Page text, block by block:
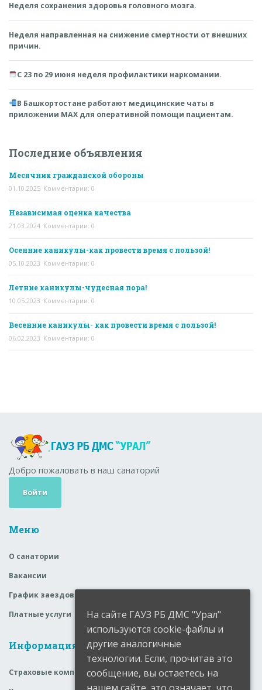
Неделя сохранения здоровья головного мозга.
Неделя направленная на снижение смертности от внешних
причин.
С 23 по 29 июня неделя профилактики наркомании.
В Башкортостане работают медицинские чаты в
приложении MAX для оперативной помощи пациентам.
Последние объявления
Месячник гражданской обороны
01.10.2025 Комментарии: 0
Независимая оценка качества
21.03.2024 Комментарии: 0
Осенние каникулы-как провести время с пользой!
05.10.2023 Комментарии: 0
Летние каникулы-чудесная пора!
10.05.2023 Комментарии: 0
Весенние каникулы- как провести время с пользой!
06.02.2023 Комментарии: 0
Добро пожаловать в наш санаторий
Войти
Меню
О санатории
Вакансии
График заездов
Платные услуги
Информация
Страховые компании
На сайте ГАУЗ РБ ДМС "Урал"
используются cookie-файлы и
другие аналогичные
технологии. Если, прочитав это
сообщение, вы остаетесь на